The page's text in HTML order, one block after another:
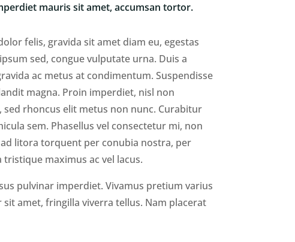
mauris sit amet, accumsan tortor.
felis, gravida sit amet diam eu, egestas
sed, congue vulputate urna. Duis a
ac metus at condimentum. Suspendisse
magna. Proin imperdiet, nisl non
rhoncus elit metus non nunc. Curabitur
sem. Phasellus vel consectetur mi, non
litora torquent per conubia nostra, per
maximus ac vel lacus.
pulvinar imperdiet. Vivamus pretium varius
amet, fringilla viverra tellus. Nam placerat